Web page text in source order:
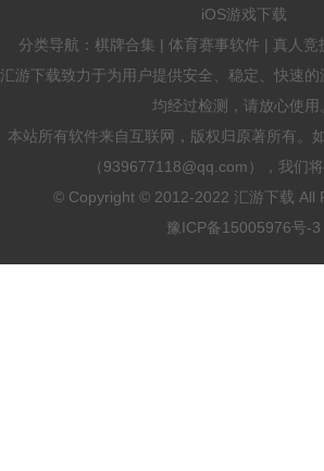
iOS游戏下载
分类导航：棋牌合集 | 体育赛事软件 | 真人
汇游下载致力于为用户提供安全、稳定、快速
均经过检测，请放心使用
本站所有软件来自互联网，版权归原著所有。
（939677118@qq.com），我们将
© Copyright © 2012-2022 汇游下载 All
豫ICP备15005976号-3